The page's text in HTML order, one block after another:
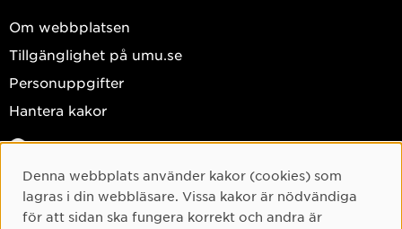
Om webbplatsen
Tillgänglighet på umu.se
Personuppgifter
Hantera kakor
Facebook
Instagram
TikTok
Cookie-samtycke
Denna webbplats använder kakor (cookies) som
lagras i din webbläsare. Vissa kakor är nödvändiga
för att sidan ska fungera korrekt och andra är